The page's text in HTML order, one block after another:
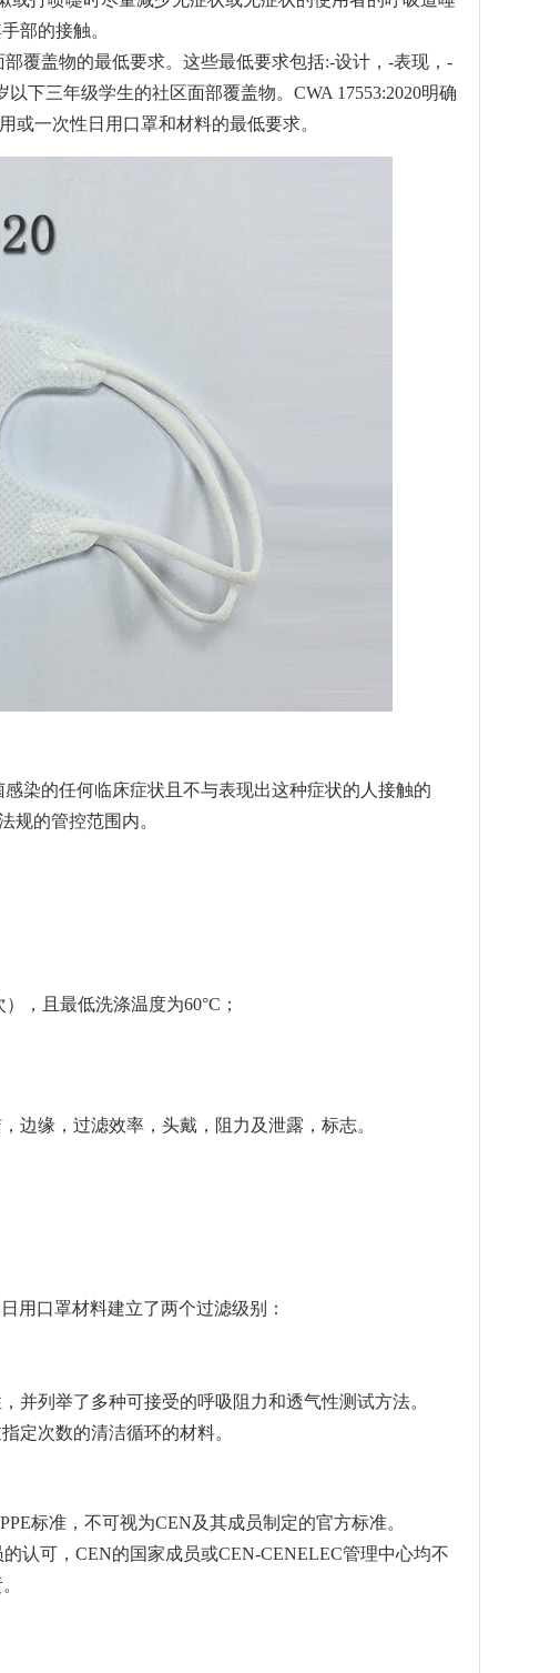
部的接触。
覆盖物的最低要求。这些最低要求包括:-设计，-表现，-
下三年级学生的社区面部覆盖物。CWA 17553:2020明确
或一次性日用口罩和材料的最低要求。
染的任何临床症状且不与表现出这种症状的人接触的
规的管控范围内。
，且最低洗涤温度为60°C；
边缘，过滤效率，头戴，阻力及泄露，标志。
用口罩材料建立了两个过滤级别：
并列举了多种可接受的呼吸阻力和透气性测试方法。
定次数的清洁循环的材料。
标准，不可视为CEN及其成员制定的官方标准。
认可，CEN的国家成员或CEN-CENELEC管理中心均不